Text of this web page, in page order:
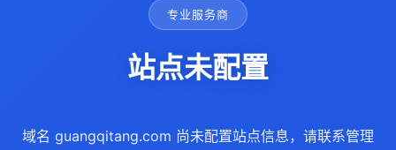
专业服务商
站点未配置
域名 guangqitang.com 尚未配置站点信息，请联系管理